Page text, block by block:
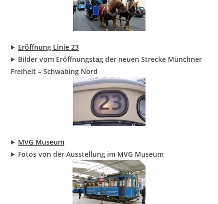
Eröffnung Linie 23
Bilder vom Eröffnungstag der neuen Strecke Münchner
Freiheit – Schwabing Nord
MVG Museum
Fotos von der Ausstellung im MVG Museum